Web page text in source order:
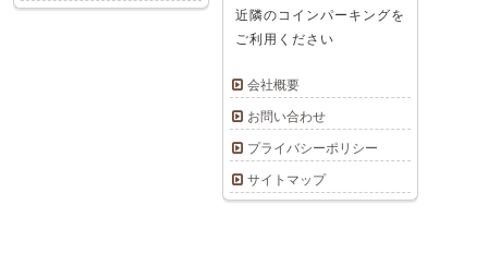
近隣のコインパーキングを
ご利用ください
会社概要
お問い合わせ
プライバシーポリシー
サイトマップ